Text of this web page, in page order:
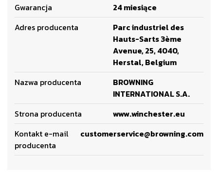
Gwarancja
24 miesiące
Adres producenta
Parc industriel des
Hauts-Sarts 3ème
Avenue, 25, 4040,
Herstal, Belgium
Nazwa producenta
BROWNING
INTERNATIONAL S.A.
Strona producenta
www.winchester.eu
Kontakt e-mail
producenta
customerservice@browning.com